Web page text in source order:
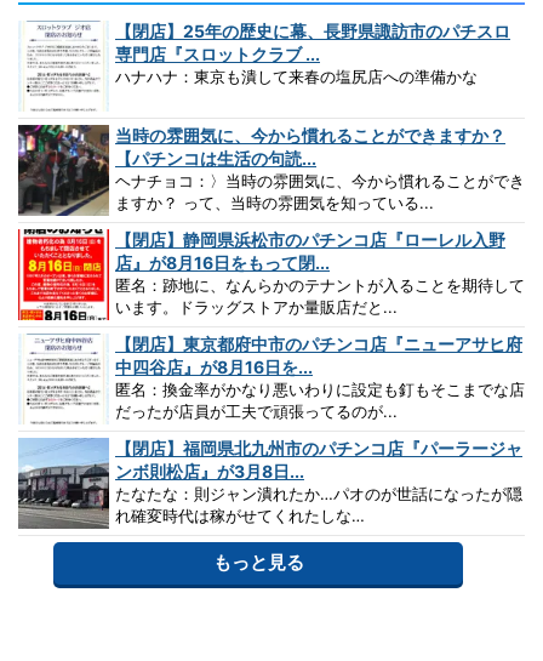
【閉店】25年の歴史に幕、長野県諏訪市のパチスロ
専門店『スロットクラブ ...
ハナハナ：東京も潰して来春の塩尻店への準備かな
当時の雰囲気に、今から慣れることができますか？
【パチンコは生活の句読...
ヘナチョコ：〉当時の雰囲気に、今から慣れることができ
ますか？ って、当時の雰囲気を知っている...
【閉店】静岡県浜松市のパチンコ店『ローレル入野
店』が8月16日をもって閉...
匿名：跡地に、なんらかのテナントが入ることを期待して
います。ドラッグストアか量販店だと...
【閉店】東京都府中市のパチンコ店『ニューアサヒ府
中四谷店』が8月16日を...
匿名：換金率がかなり悪いわりに設定も釘もそこまでな店
だったが店員が工夫で頑張ってるのが...
【閉店】福岡県北九州市のパチンコ店『パーラージャ
ンボ則松店』が3月8日...
たなたな：則ジャン潰れたか…パオのが世話になったが隠
れ確変時代は稼がせてくれたしな…
もっと見る